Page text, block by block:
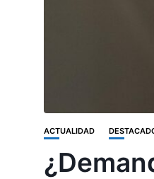
ACTUALIDAD